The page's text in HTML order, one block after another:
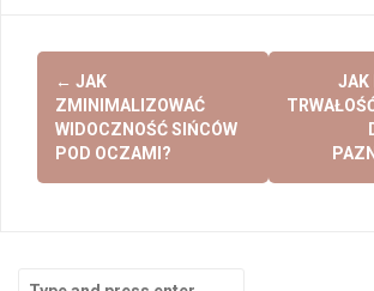
Post
navigation
← JAK
ZMINIMALIZOWAĆ
WIDOCZNOŚĆ SIŃCÓW
POD OCZAMI?
JAK